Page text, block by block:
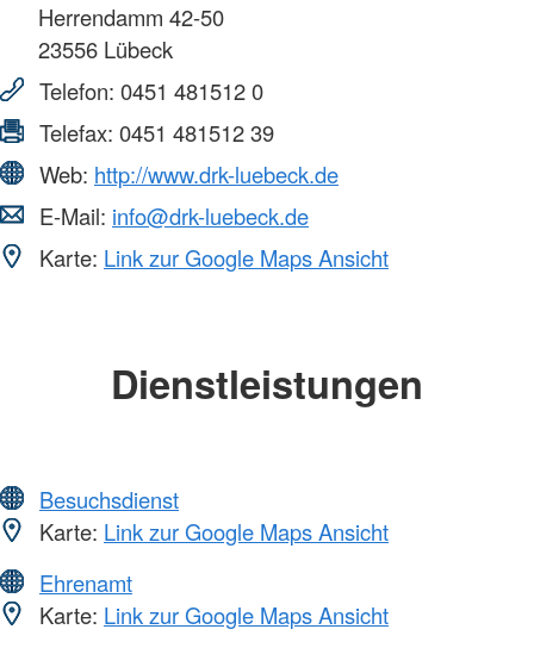
Herrendamm 42-50
23556 Lübeck
Telefon: 0451 481512 0
Telefax: 0451 481512 39
Web: http://www.drk-luebeck.de
E-Mail: info@drk-luebeck.de
Karte: Link zur Google Maps Ansicht
Dienstleistungen
Besuchsdienst
Karte: Link zur Google Maps Ansicht
Ehrenamt
Karte: Link zur Google Maps Ansicht